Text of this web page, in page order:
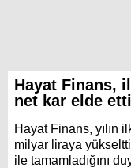
Hayat Finans,
net kar elde
Hayat Finans, yılın
milyar liraya
ile tamamladığını